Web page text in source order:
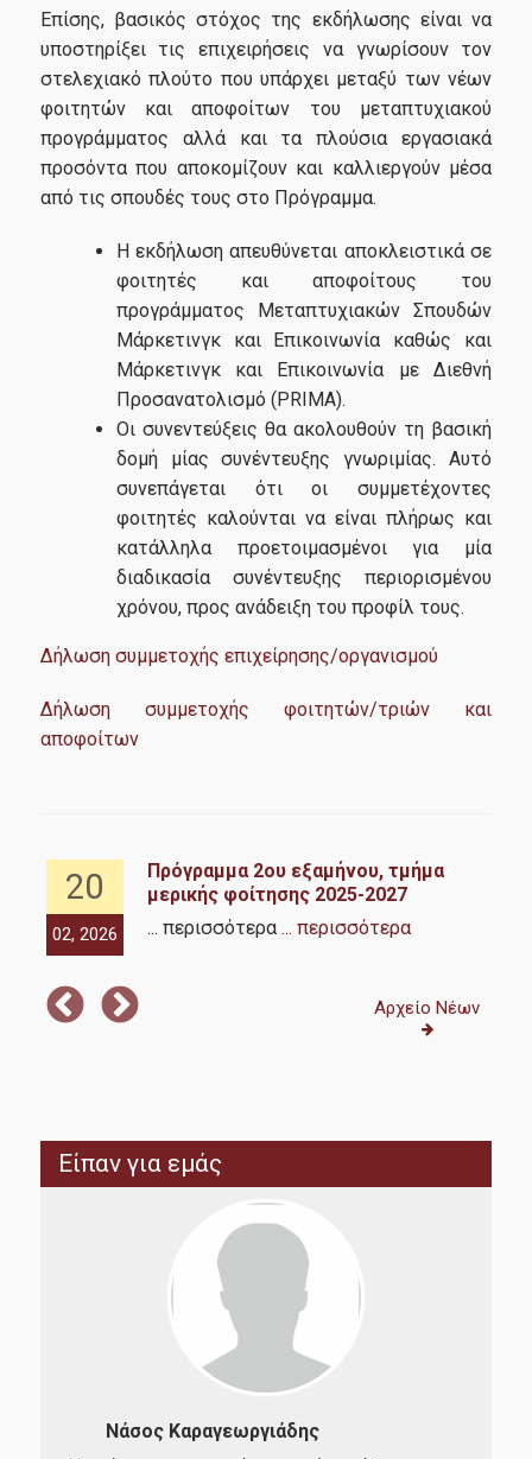
Υποδομές
Νέα
Επίσης, βασικός στόχος της εκδήλωσης είναι να
υποστηρίξει τις επιχειρήσεις να γνωρίσουν τον
στελεχιακό πλούτο που υπάρχει μεταξύ των νέων
φοιτητών και αποφοίτων του μεταπτυχιακού
προγράμματος αλλά και τα πλούσια εργασιακά
προσόντα που αποκομίζουν και καλλιεργούν μέσα
από τις σπουδές τους στο Πρόγραμμα.
Η εκδήλωση απευθύνεται αποκλειστικά σε
φοιτητές και αποφοίτους του
προγράμματος Μεταπτυχιακών Σπουδών
Μάρκετινγκ και Επικοινωνία καθώς και
Μάρκετινγκ και Επικοινωνία με Διεθνή
Προσανατολισμό (PRIMA).
Οι συνεντεύξεις θα ακολουθούν τη βασική
δομή μίας συνέντευξης γνωριμίας. Αυτό
συνεπάγεται ότι οι συμμετέχοντες
φοιτητές καλούνται να είναι πλήρως και
κατάλληλα προετοιμασμένοι για μία
διαδικασία συνέντευξης περιορισμένου
χρόνου, προς ανάδειξη του προφίλ τους.
Δήλωση συμμετοχής επιχείρησης/οργανισμού
Δήλωση συμμετοχής φοιτητών/τριών και
αποφοίτων
20
02, 2026
Πρόγραμμα 2ου εξαμήνου, τμήμα
μερικής φοίτησης 2025-2027
... περισσότερα ... περισσότερα
Αρχείο Νέων
Είπαν για εμάς
Νάσος Καραγεωργιάδης